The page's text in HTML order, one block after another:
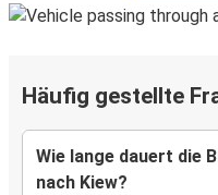
Häufig gestellte
Wie lange dauert die
nach Kiew?